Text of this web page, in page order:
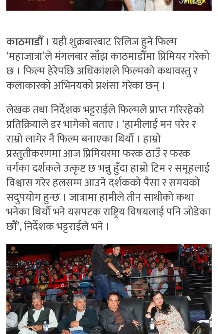
काठमाडौँ । यही शुक्रबारबाट रिलिज हुने फिल्म
‘महाजात्रा’ले मंगलबार साँझ काठमाडौँमा प्रिमियर गरेको
छ । फिल्म हेरेपछि अधिकांशले फिल्मको कथावस्तु र
कलाकारको अभिनयको प्रशंसा गरेका छन् ।
लेखक तथा निर्देशक भट्टराईले फिल्मले प्राप्त गरिरहेको
प्रतिक्रियाले डर भागेको बताए । ‘हामीलाई मन परेर र
राम्रो लागेर नै फिल्म बनाएका थियौँ । हाम्रो
प्रस्तुतीकरणमा आज प्रिमियरमा फरक ठाउँ र फरक
वर्गका दर्शकले उत्कृष्ट छ भन्नु हुँदा हाम्रो टिम र समूहलाई
विश्वास गरेर हलसम्म आउने दर्शकको पैसा र समयको
सदुपयोग हुन्छ । जात्रामा हामीले तीन साथीको कथा
भनेका थियौँ भने यसपटक राष्ट्रिय विषयलाई पनि जोडेका
छौँ’, निर्देशक भट्टराईले भने ।